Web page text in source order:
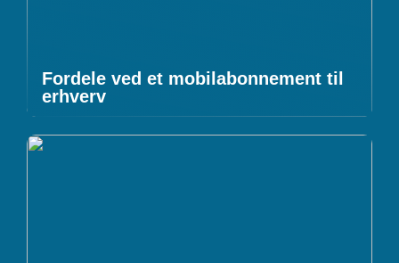
Fordele ved et mobilabonnement til
erhverv